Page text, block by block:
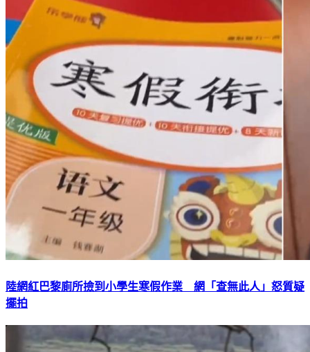
陸網紅巴黎廁所撿到小學生寒假作業 網「查無此人」怒質疑
擺拍